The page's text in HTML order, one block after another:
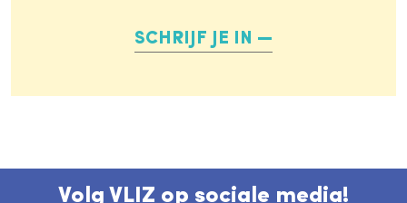
SCHRIJF JE IN
Volg VLIZ op sociale media!